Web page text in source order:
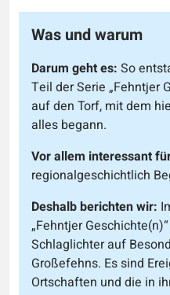
Was und warum
Darum geht es: So
Teil der Serie „Fehntjer
auf den Torf, mit dem
alles begann.
Vor allem interessant
regionalgeschichtlich
Deshalb berichten wir:
„Fehntjer
Schlaglichter auf
Großefehns. Es sind
Ortschaften und die in